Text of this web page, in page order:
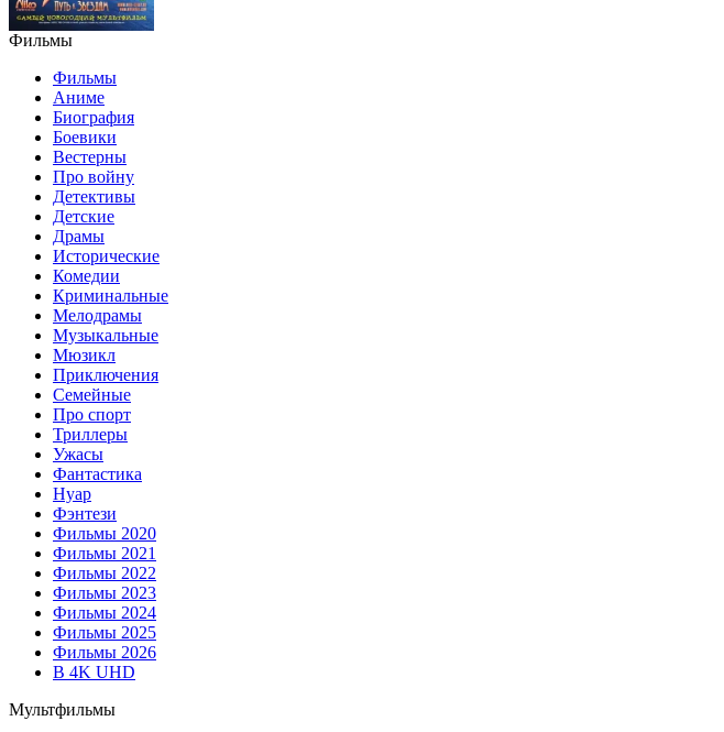
Фильмы
Фильмы
Аниме
Биография
Боевики
Вестерны
Про войну
Детективы
Детские
Драмы
Исторические
Комедии
Криминальные
Мелодрамы
Музыкальные
Мюзикл
Приключения
Семейные
Про спорт
Триллеры
Ужасы
Фантастика
Нуар
Фэнтези
Фильмы 2020
Фильмы 2021
Фильмы 2022
Фильмы 2023
Фильмы 2024
Фильмы 2025
Фильмы 2026
В 4K UHD
Мультфильмы